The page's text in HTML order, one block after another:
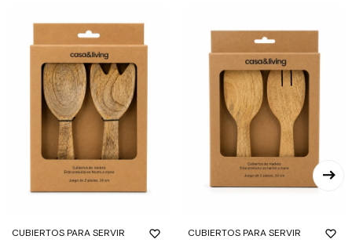
CUBIERTOS PARA SERVIR
CUBIERTOS PARA SERVIR